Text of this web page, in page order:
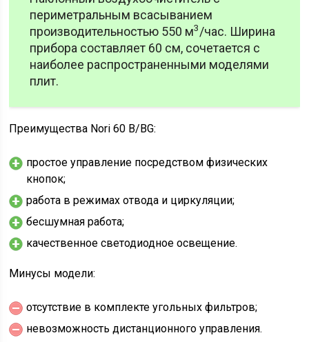
периметральным всасыванием
производительностью 550 м3/час. Ширина
прибора составляет 60 см, сочетается с
наиболее распространенными моделями
плит.
Преимущества Nori 60 B/BG:
простое управление посредством физических
кнопок;
работа в режимах отвода и циркуляции;
бесшумная работа;
качественное светодиодное освещение.
Минусы модели:
отсутствие в комплекте угольных фильтров;
невозможность дистанционного управления.